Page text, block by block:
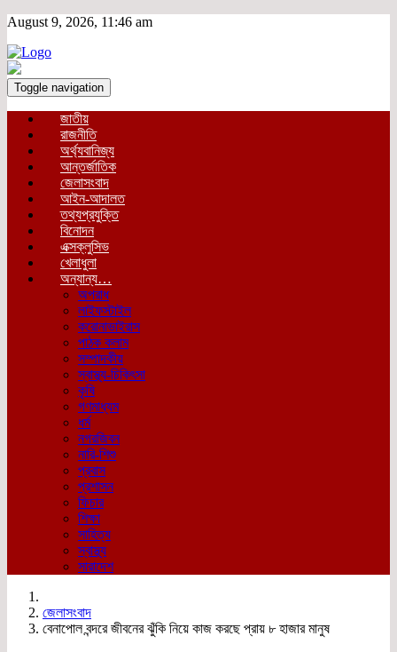
August 9, 2026, 11:46 am
Toggle navigation
জাতীয়
রাজনীতি
অর্থ্যবানিজ্য
আন্তর্জাতিক
জেলাসংবাদ
আইন-আদালত
তথ্যপ্রযুক্তি
বিনোদন
এক্সক্লুসিভ
খেলাধুলা
অন্যান্য…
অপরাধ
লাইফস্টাইল
করোনাভাইরাস
পাঠক কলাম
সম্পাদকীয়
স্বাস্থ্য-চিকিৎসা
কৃষি
গণমাধ্যম
ধর্ম
নগরজিবন
নারি-শিশু
প্রবাস
প্রশাসন
ফিচার
শিক্ষা
সাহিত্য
স্বাস্থ্য
সারাদেশ
জেলাসংবাদ
বেনাপোল বন্দরে জীবনের ঝুঁকি নিয়ে কাজ করছে প্রায় ৮ হাজার মানুষ